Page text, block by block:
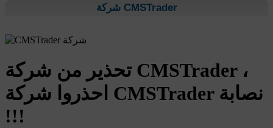
شركة CMSTrader
تحذير من شركة CMSTrader ،
احذروا شركة CMSTrader نصابة
!!!